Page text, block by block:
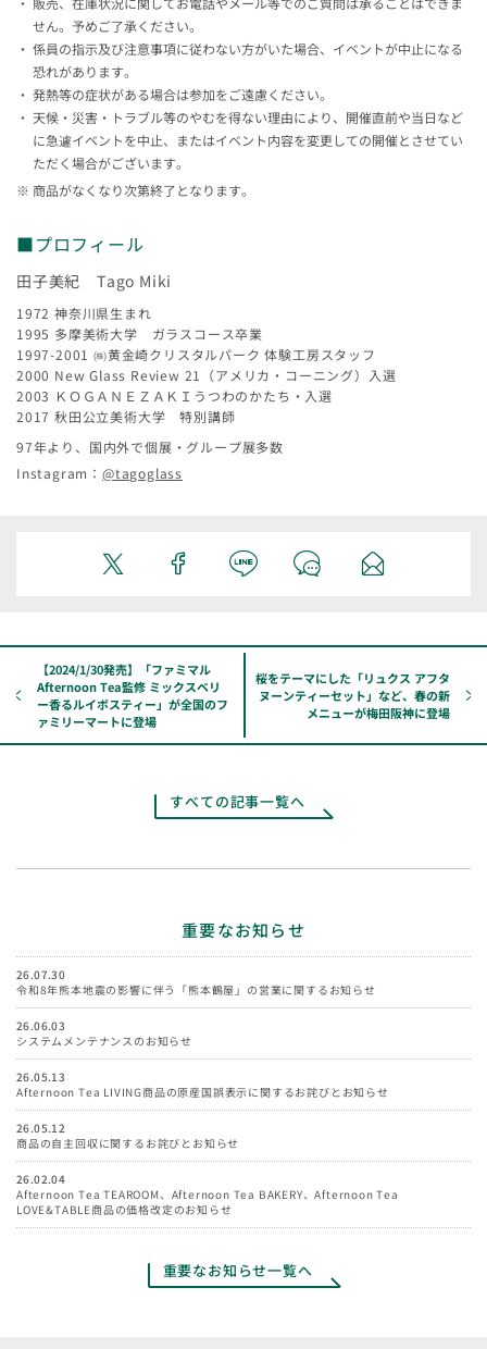
せん。予めご了承ください。
係員の指示及び注意事項に従わない方がいた場合、イベントが中止になる
恐れがあります。
発熱等の症状がある場合は参加をご遠慮ください。
天候・災害・トラブル等のやむを得ない理由により、開催直前や当日など
に急遽イベントを中止、またはイベント内容を変更しての開催とさせてい
ただく場合がございます。
商品がなくなり次第終了となります。
■プロフィール
田子美紀 Tago Miki
1972 神奈川県生まれ
1995 多摩美術大学 ガラスコース卒業
1997-2001 ㈱黄金崎クリスタルパーク 体験工房スタッフ
2000 New Glass Review 21（アメリカ・コーニング）入選
2003 ＫＯＧＡＮＥＺＡＫＩうつわのかたち・入選
2017 秋田公立美術大学 特別講師
97年より、国内外で個展・グループ展多数
Instagram： @tagoglass
【2024/1/30発売】「ファミマル
Afternoon Tea監修 ミックスベリ
ー香るルイボスティー」が全国のフ
ァミリーマートに登場
桜をテーマにした「リュクス アフタ
ヌーンティーセット」など、春の新
メニューが梅田阪神に登場
すべての記事一覧へ
重要なお知らせ
26.07.30
令和8年熊本地震の影響に伴う「熊本鶴屋」の営業に関するお知らせ
26.06.03
システムメンテナンスのお知らせ
26.05.13
Afternoon Tea LIVING商品の原産国誤表示に関するお詫びとお知らせ
26.05.12
商品の自主回収に関するお詫びとお知らせ
26.02.04
Afternoon Tea TEAROOM、Afternoon Tea BAKERY、Afternoon Tea
LOVE&TABLE商品の価格改定のお知らせ
重要なお知らせ一覧へ